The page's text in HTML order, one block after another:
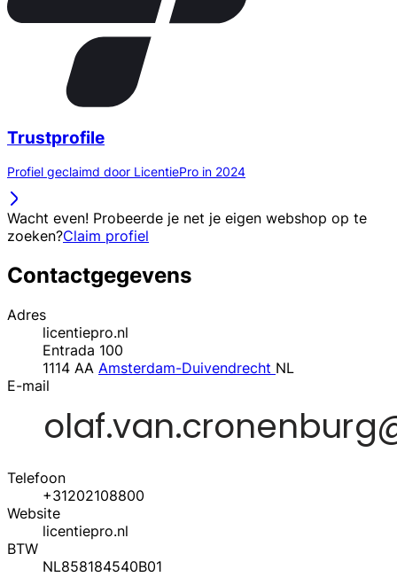
Trustprofile
Profiel geclaimd door LicentiePro in 2024
Wacht even! Probeerde je net je eigen webshop op te
zoeken?Claim profiel
Contactgegevens
Adres
licentiepro.nl
Entrada 100
1114 AA Amsterdam-Duivendrecht NL
E-mail
Telefoon
+31202108800
Website
licentiepro.nl
BTW
NL858184540B01